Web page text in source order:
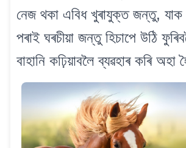
নেজ থকা এবিধ খুৰাযুক্ত জন্তু, যাক
পৰাই ঘৰচীয়া জন্তু হিচাপে উঠি
বাহানি কঢ়িয়াবলৈ ব্যৱহাৰ কৰি অহা